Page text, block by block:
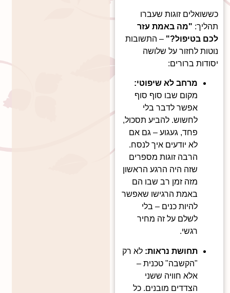
כששואלים זוגות שעברו
תהליך: "מה באמת עזר
לכם בטיפול?" – התשובות
נוטות לחזור על שלושה
יסודות ברורים:
מרחב לא שיפוטי:
מקום שבו סוף סוף
אפשר לדבר בלי
לחשוש. להביע תסכול,
פחד, געגוע – גם אם
לא יודעים איך לנסח.
הרבה זוגות מספרים
שזה היה הרגע הראשון
מזה זמן רב שבו הם
באמת הרגישו שאפשר
להיות כנים – בלי
לשלם על זה מחיר
רגשי.
תחושת נראות: לא רק
"הקשבה" טכנית –
אלא חוויה ששני
הצדדים מובנים. כל